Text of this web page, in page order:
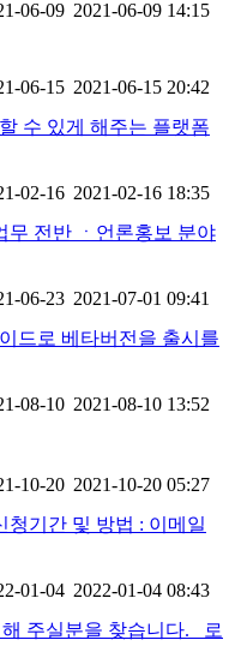
06-09 2021-06-09 14:15
06-15 2021-06-15 20:42
수 있게 해주는 플랫폼
02-16 2021-02-16 18:35
무 전반 ㆍ언론홍보 분야
06-23 2021-07-01 09:41
드로 베타버전을 출시를
08-10 2021-08-10 13:52
10-20 2021-10-20 05:27
기간 및 방법 : 이메일
01-04 2022-01-04 08:43
해 주실분을 찾습니다. 로